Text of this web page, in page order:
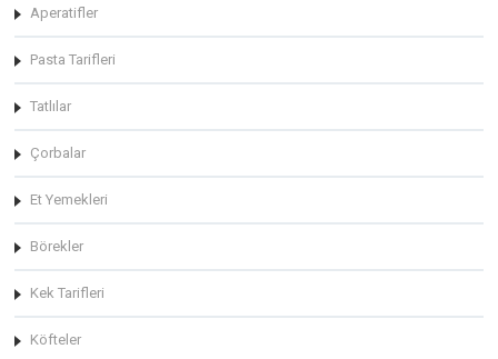
Aperatifler
Pasta Tarifleri
Tatlılar
Çorbalar
Et Yemekleri
Börekler
Kek Tarifleri
Köfteler